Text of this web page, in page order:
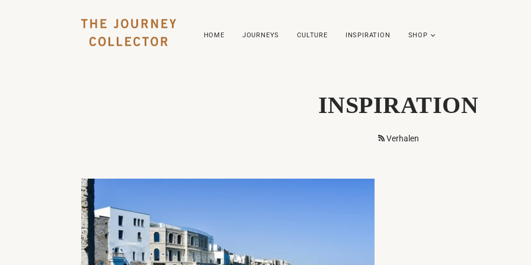
HOME JOURNEYS CULTURE INSPIRATION SHOP
INSPIRATION
Verhalen